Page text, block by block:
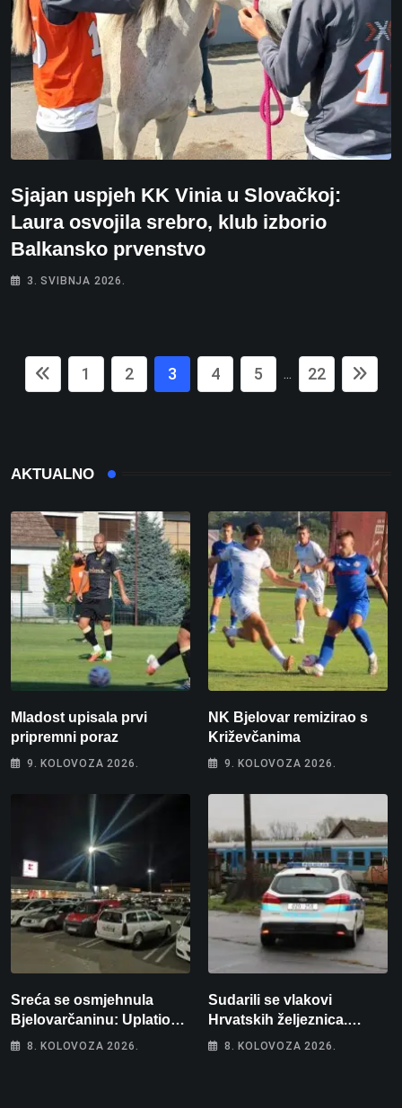
Sjajan uspjeh KK Vinia u Slovačkoj:
Laura osvojila srebro, klub izborio
Balkansko prvenstvo
3. SVIBNJA 2026.
1 2 3 4 5 ... 22
AKTUALNO
Mladost upisala prvi
pripremni poraz
9. KOLOVOZA 2026.
NK Bjelovar remizirao s
Križevčanima
9. KOLOVOZA 2026.
Sreća se osmjehnula
Bjelovarčaninu: Uplatio
samo 4 eura, a osvojio
8. KOLOVOZA 2026.
Sudarili se vlakovi
Hrvatskih željeznica.
Šestero osoba teško
8. KOLOVOZA 2026.